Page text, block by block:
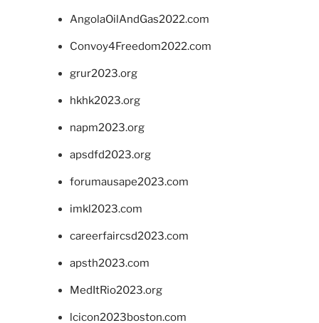
AngolaOilAndGas2022.com
Convoy4Freedom2022.com
grur2023.org
hkhk2023.org
napm2023.org
apsdfd2023.org
forumausape2023.com
imkl2023.com
careerfaircsd2023.com
apsth2023.com
MedItRio2023.org
lcicon2023boston.com